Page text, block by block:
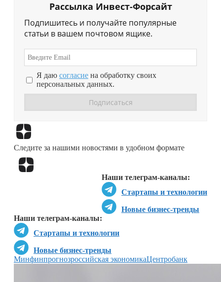
Рассылка Инвест-Форсайт
Подпишитесь и получайте популярные
статьи в вашем почтовом ящике.
Я даю согласие на обработку своих
персональных данных.
Следите за нашими новостями в удобном формате
Наши телеграм-каналы:
Стартапы и технологии
Новые бизнес-тренды
Наши телеграм-каналы:
Стартапы и технологии
Новые бизнес-тренды
Минфинпрогнозроссийская экономикаЦентробанк